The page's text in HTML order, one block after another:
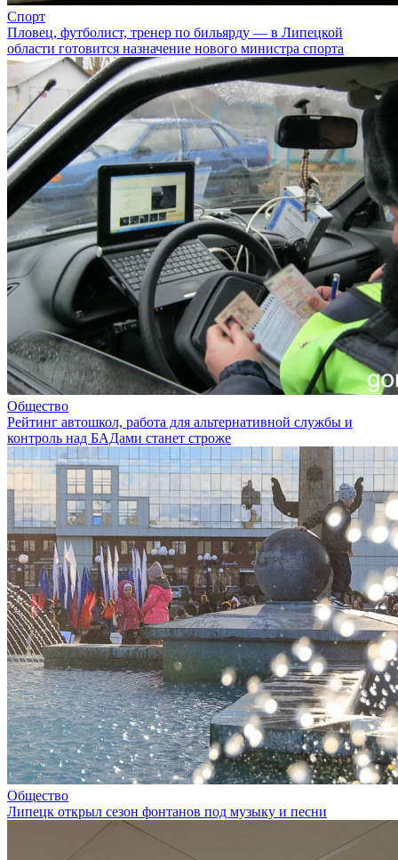
Спорт
Пловец, футболист, тренер по бильярду — в Липецкой
области готовится назначение нового министра спорта
Общество
Рейтинг автошкол, работа для альтернативной службы и
контроль над БАДами станет строже
Общество
Липецк открыл сезон фонтанов под музыку и песни